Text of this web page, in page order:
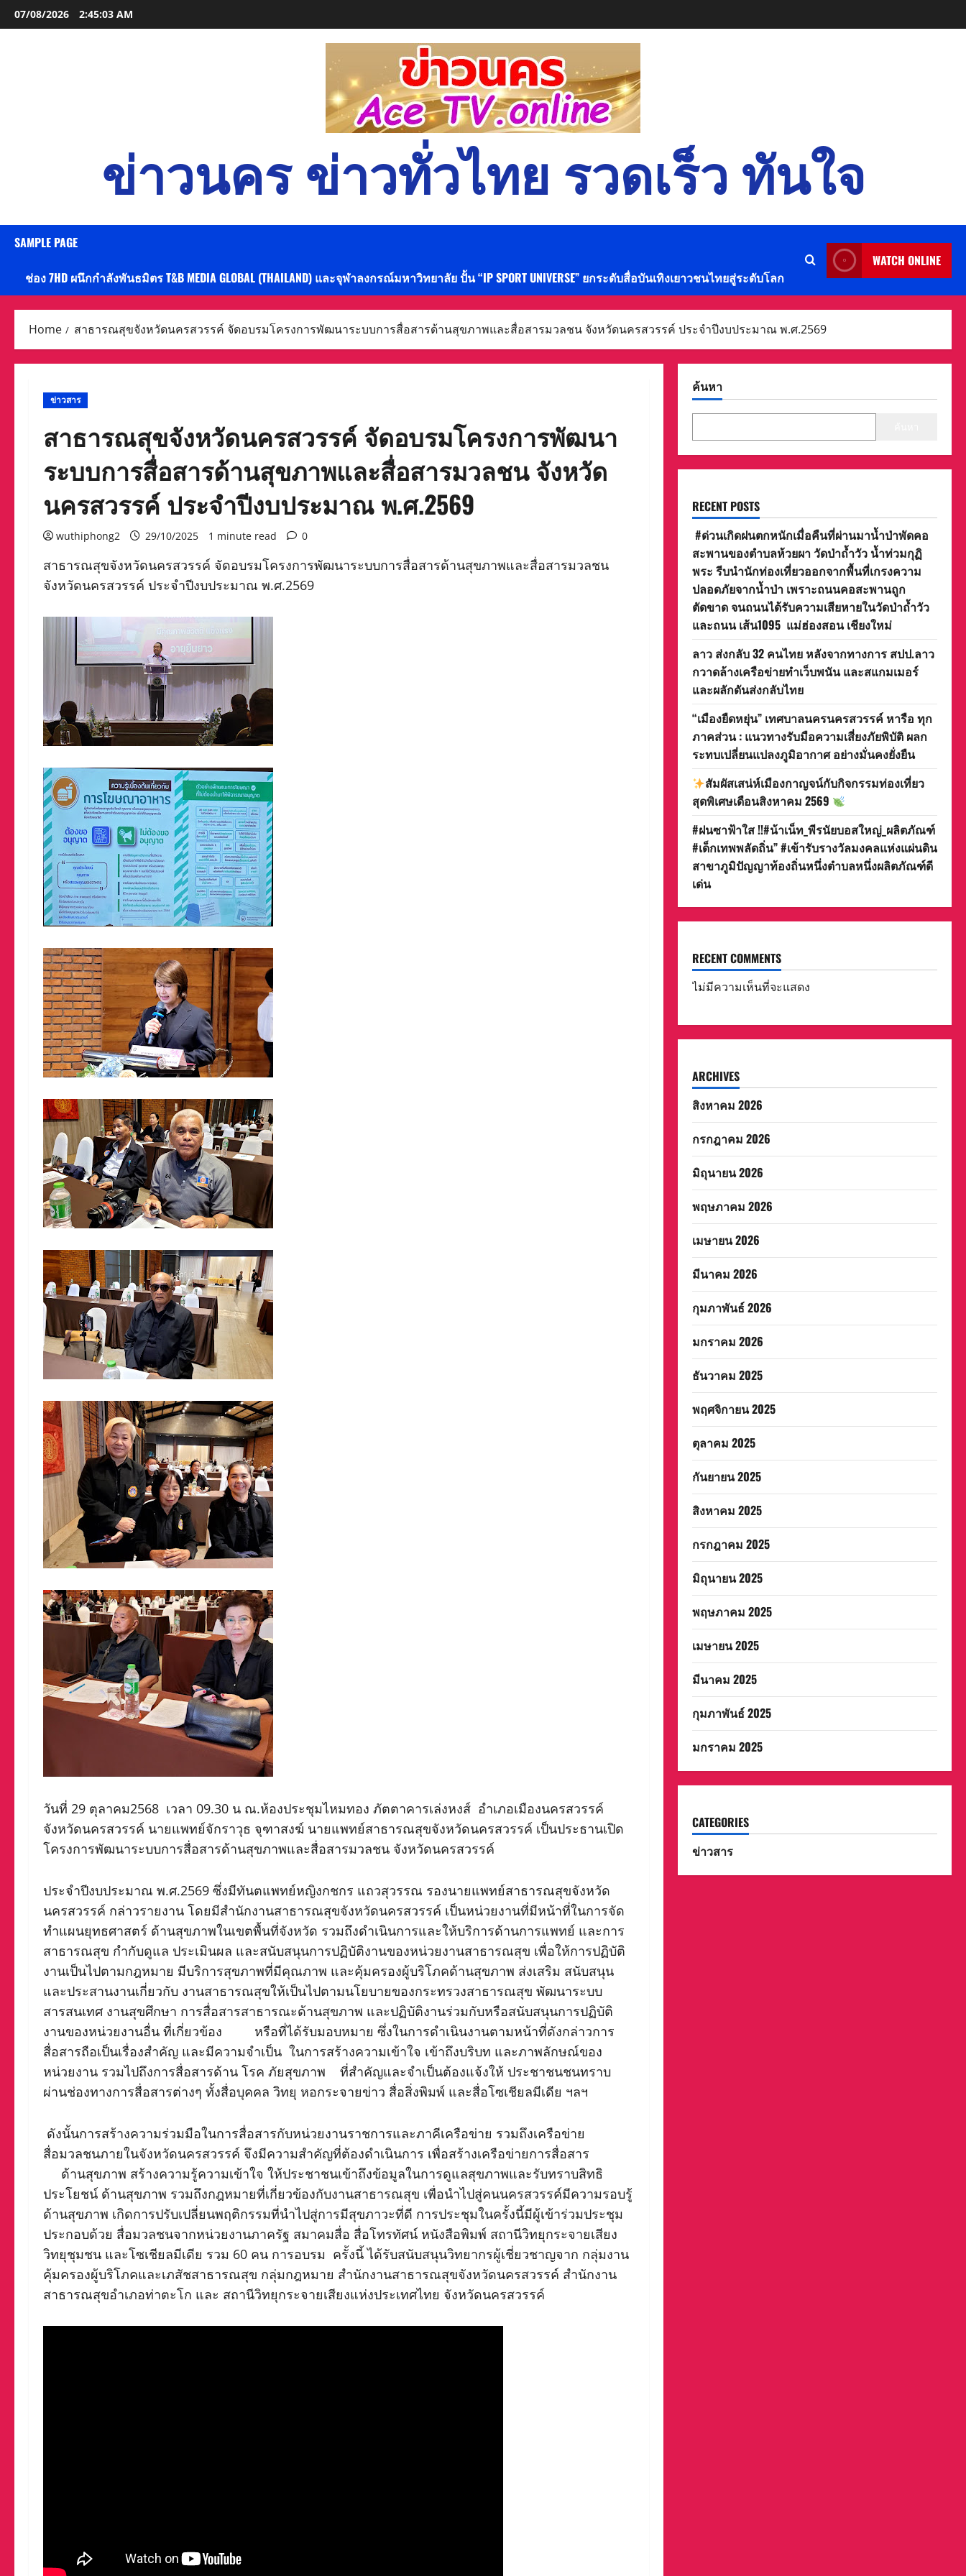
Skip
to
07/08/2026 2:45:04 AM
ข่าวนคร ข่าวทั่วไทย รวดเร็ว ทันใจ
SAMPLE PAGE
ช่อง 7HD ผนึกกำลังพันธมิตร T&B MEDIA GLOBAL (THAILAND) และจุฬาลงกรณ์มหาวิทยาลัย ปั้น “IP SPORT UNIVERSE” ยกระดับสื่อบันเทิงเยาวชนไทยสู่ระดับโลก
WATCH ONLINE
Home สาธารณสุขจังหวัดนครสวรรค์ จัดอบรมโครงการพัฒนาระบบการสื่อสารด้านสุขภาพและสื่อสารมวลชน จังหวัดนครสวรรค์ ประจำปีงบประมาณ พ.ศ.2569
ข่าวสาร
สาธารณสุขจังหวัดนครสวรรค์ จัดอบรมโครงการพัฒนา
ระบบการสื่อสารด้านสุขภาพและสื่อสารมวลชน จังหวัด
นครสวรรค์ ประจำปีงบประมาณ พ.ศ.2569
wuthiphong2 29/10/2025 1 minute read 0
สาธารณสุขจังหวัดนครสวรรค์ จัดอบรมโครงการพัฒนาระบบการสื่อสารด้านสุขภาพและสื่อสารมวลชน
จังหวัดนครสวรรค์ ประจำปีงบประมาณ พ.ศ.2569
วันที่ 29 ตุลาคม2568 เวลา 09.30 น ณ.ห้องประชุมไหมทอง ภัตตาคารเล่งหงส์ อำเภอเมืองนครสวรรค์
จังหวัดนครสวรรค์ นายแพทย์จักราวุธ จุฑาสงฆ์ นายแพทย์สาธารณสุขจังหวัดนครสวรรค์ เป็นประธานเปิด
โครงการพัฒนาระบบการสื่อสารด้านสุขภาพและสื่อสารมวลชน จังหวัดนครสวรรค์
ประจำปีงบประมาณ พ.ศ.2569 ซึ่งมีทันตแพทย์หญิงกชกร แถวสุวรรณ รองนายแพทย์สาธารณสุขจังหวัด
นครสวรรค์ กล่าวรายงาน โดยมีสำนักงานสาธารณสุขจังหวัดนครสวรรค์ เป็นหน่วยงานที่มีหน้าที่ในการจัด
ทําแผนยุทธศาสตร์ ด้านสุขภาพในเขตพื้นที่จังหวัด รวมถึงดําเนินการและให้บริการด้านการแพทย์ และการ
สาธารณสุข กํากับดูแล ประเมินผล และสนับสนุนการปฏิบัติงานของหน่วยงานสาธารณสุข เพื่อให้การปฏิบัติ
งานเป็นไปตามกฎหมาย มีบริการสุขภาพที่มีคุณภาพ และคุ้มครองผู้บริโภคด้านสุขภาพ ส่งเสริม สนับสนุน
และประสานงานเกี่ยวกับ งานสาธารณสุขให้เป็นไปตามนโยบายของกระทรวงสาธารณสุข พัฒนาระบบ
สารสนเทศ งานสุขศึกษา การสื่อสารสาธารณะด้านสุขภาพ และปฏิบัติงานร่วมกับหรือสนับสนุนการปฏิบัติ
งานของหน่วยงานอื่น ที่เกี่ยวข้อง หรือที่ได้รับมอบหมาย ซึ่งในการดำเนินงานตามหน้าที่ดังกล่าวการ
สื่อสารถือเป็นเรื่องสำคัญ และมีความจำเป็น ในการสร้างความเข้าใจ เข้าถึงบริบท และภาพลักษณ์ของ
หน่วยงาน รวมไปถึงการสื่อสารด้าน โรค ภัยสุขภาพ ที่สำคัญและจำเป็นต้องแจ้งให้ ประชาชนชนทราบ
ผ่านช่องทางการสื่อสารต่างๆ ทั้งสื่อบุคคล วิทยุ หอกระจายข่าว สื่อสิ่งพิมพ์ และสื่อโซเชียลมีเดีย ฯลฯ
ดังนั้นการสร้างความร่วมมือในการสื่อสารกับหน่วยงานราชการและภาคีเครือข่าย รวมถึงเครือข่าย
สื่อมวลชนภายในจังหวัดนครสวรรค์ จึงมีความสำคัญที่ต้องดำเนินการ เพื่อสร้างเครือข่ายการสื่อสาร
ด้านสุขภาพ สร้างความรู้ความเข้าใจ ให้ประชาชนเข้าถึงข้อมูลในการดูแลสุขภาพและรับทราบสิทธิ
ประโยชน์ ด้านสุขภาพ รวมถึงกฎหมายที่เกี่ยวข้องกับงานสาธารณสุข เพื่อนำไปสู่คนนครสวรรค์มีความรอบรู้
ด้านสุขภาพ เกิดการปรับเปลี่ยนพฤติกรรมที่นำไปสู่การมีสุขภาวะที่ดี การประชุมในครั้งนี้มีผู้เข้าร่วมประชุม
ประกอบด้วย สื่อมวลชนจากหน่วยงานภาครัฐ สมาคมสื่อ สื่อโทรทัศน์ หนังสือพิมพ์ สถานีวิทยุกระจายเสียง
วิทยุชุมชน และโซเชียลมีเดีย รวม 60 คน การอบรม ครั้งนี้ ได้รับสนับสนุนวิทยากรผู้เชี่ยวชาญจาก กลุ่มงาน
คุ้มครองผู้บริโภคและเภสัชสาธารณสุข กลุ่มกฎหมาย สำนักงานสาธารณสุขจังหวัดนครสวรรค์ สำนักงาน
สาธารณสุขอำเภอท่าตะโก และ สถานีวิทยุกระจายเสียงแห่งประเทศไทย จังหวัดนครสวรรค์
ค้นหา
RECENT POSTS
#ด่วนเกิดฝนตกหนักเมื่อคืนที่ผ่านมาน้ำป่าพัดคอ
สะพานของตำบลห้วยผา วัดป่าถ้ำวัว น้ำท่วมกุฏิ
พระ รีบนำนักท่องเที่ยวออกจากพื้นที่เกรงความ
ปลอดภัยจากน้ำป่า เพราะถนนคอสะพานถูก
ตัดขาด จนถนนได้รับความเสียหายในวัดป่าถ้ำวัว
และถนน เส้น1095 แม่ฮ่องสอน เชียงใหม่
ลาว ส่งกลับ 32 คนไทย หลังจากทางการ สปป.ลาว
กวาดล้างเครือข่ายทำเว็บพนัน และสแกมเมอร์
และผลักดันส่งกลับไทย
“เมืองยืดหยุ่น” เทศบาลนครนครสวรรค์ หารือ ทุก
ภาคส่วน : แนวทางรับมือความเสี่ยงภัยพิบัติ ผลก
ระทบเปลี่ยนแปลงภูมิอากาศ อย่างมั่นคงยั่งยืน
สัมผัสเสน่ห์เมืองกาญจน์กับกิจกรรมท่องเที่ยว
สุดพิเศษเดือนสิงหาคม 2569
#ฝนซาฟ้าใส !!#น้าเน็ท_พีรนัยบอสใหญ่_ผลิตภัณฑ์
#เด็กเทพพลัดถิ่น” #เข้ารับรางวัลมงคลแห่งแผ่นดิน
สาขาภูมิปัญญาท้องถิ่นหนึ่งตำบลหนึ่งผลิตภัณฑ์ดี
เด่น
RECENT COMMENTS
ไม่มีความเห็นที่จะแสดง
ARCHIVES
สิงหาคม 2026
กรกฎาคม 2026
มิถุนายน 2026
พฤษภาคม 2026
เมษายน 2026
มีนาคม 2026
กุมภาพันธ์ 2026
มกราคม 2026
ธันวาคม 2025
พฤศจิกายน 2025
ตุลาคม 2025
กันยายน 2025
สิงหาคม 2025
กรกฎาคม 2025
มิถุนายน 2025
พฤษภาคม 2025
เมษายน 2025
มีนาคม 2025
กุมภาพันธ์ 2025
มกราคม 2025
CATEGORIES
ข่าวสาร